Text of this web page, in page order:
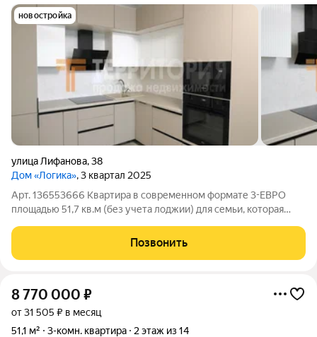
новостройка
улица Лифанова,38
Дом «Логика», 3 квартал 2025
Арт. 136553666 Квартира в современном формате 3-ЕВРО
площадью 51,7 кв.м (без учета лоджии) для семьи, которая
Мотовилихинского района, в новом ЖК «Логика». ЖК «Логика»
это пространство для
Позвонить
8 770 000 ₽
от 31 505 ₽ в месяц
51,1 м²
3-комн. квартира 2 этаж из 14